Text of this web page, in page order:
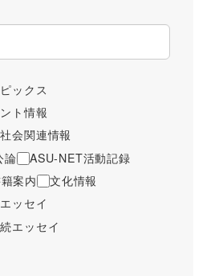
ックス
ト情報
会関連情報
論
ASU-NET活動記録
案内
文化情報
ッセイ
エッセイ